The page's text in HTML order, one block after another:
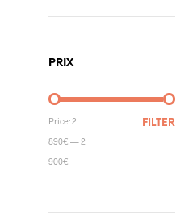
PRIX
FILTER
Price:2
890€ —2
900€